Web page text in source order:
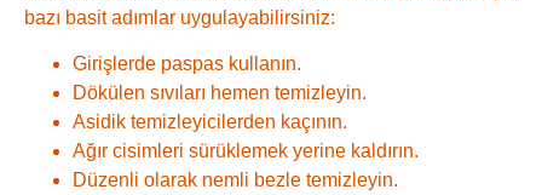
bazı basit adımlar uygulayabilirsiniz:
Girişlerde paspas kullanın.
Dökülen sıvıları hemen temizleyin.
Asidik temizleyicilerden kaçının.
Ağır cisimleri sürüklemek yerine kaldırın.
Düzenli olarak nemli bezle temizleyin.